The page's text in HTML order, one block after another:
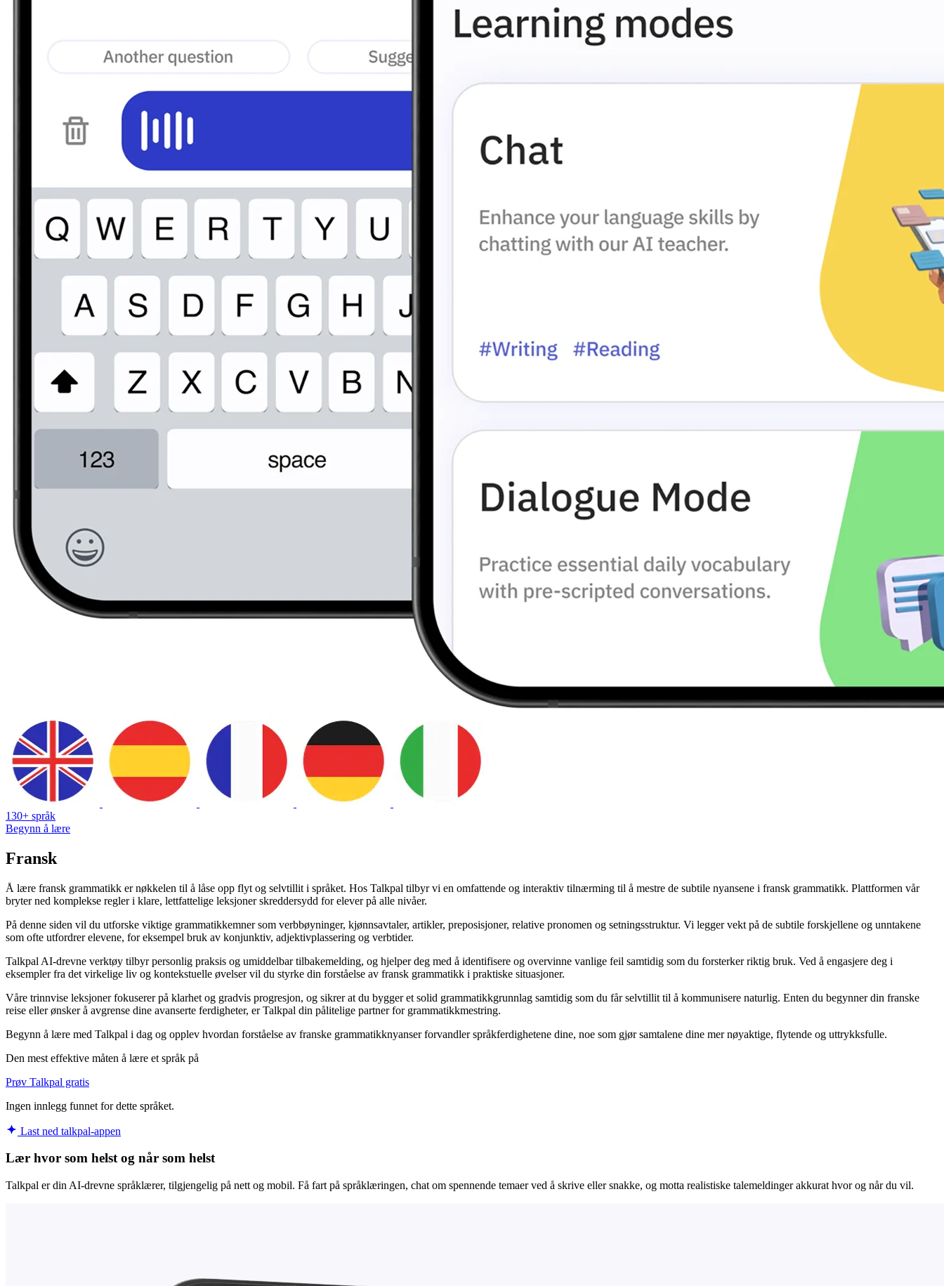
130+ språk
Begynn å lære
Fransk
Å lære fransk grammatikk er nøkkelen til å låse opp flyt og selvtillit i språket. Hos Talkpal tilbyr vi en omfattende og interaktiv tilnærming til å mestre de subtile nyansene i fransk grammatikk. Plattformen vår
bryter ned komplekse regler i klare, lettfattelige leksjoner skreddersydd for elever på alle nivåer.
På denne siden vil du utforske viktige grammatikkemner som verbbøyninger, kjønnsavtaler, artikler, preposisjoner, relative pronomen og setningsstruktur. Vi legger vekt på de subtile forskjellene og unntakene
som ofte utfordrer elevene, for eksempel bruk av konjunktiv, adjektivplassering og verbtider.
Talkpal AI-drevne verktøy tilbyr personlig praksis og umiddelbar tilbakemelding, og hjelper deg med å identifisere og overvinne vanlige feil samtidig som du forsterker riktig bruk. Ved å engasjere deg i
eksempler fra det virkelige liv og kontekstuelle øvelser vil du styrke din forståelse av fransk grammatikk i praktiske situasjoner.
Våre trinnvise leksjoner fokuserer på klarhet og gradvis progresjon, og sikrer at du bygger et solid grammatikkgrunnlag samtidig som du får selvtillit til å kommunisere naturlig. Enten du begynner din franske
reise eller ønsker å avgrense dine avanserte ferdigheter, er Talkpal din pålitelige partner for grammatikkmestring.
Begynn å lære med Talkpal i dag og opplev hvordan forståelse av franske grammatikknyanser forvandler språkferdighetene dine, noe som gjør samtalene dine mer nøyaktige, flytende og uttrykksfulle.
Den mest effektive måten å lære et språk på
Prøv Talkpal gratis
Ingen innlegg funnet for dette språket.
Last ned talkpal-appen
Lær hvor som helst og når som helst
Talkpal er din AI-drevne språklærer, tilgjengelig på nett og mobil. Få fart på språklæringen, chat om spennende temaer ved å skrive eller snakke, og motta realistiske talemeldinger akkurat hvor og når du vil.